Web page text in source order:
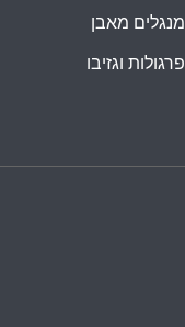
מנגלים מאבן
פרגולות וגזיבו